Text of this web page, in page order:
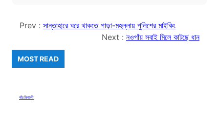
Prev : সান্তাহারে ঘরে থাকতে পাড়া-মহল্লায় পুলিশের মাইকিং
Next : নওগাঁয় সবাই মিলে কাটছে ধান
MOST READ
পাঁচমিশালী